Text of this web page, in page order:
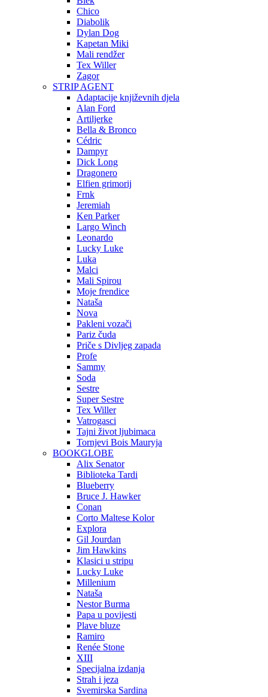
Chico
Diabolik
Dylan Dog
Kapetan Miki
Mali rendžer
Tex Willer
Zagor
STRIP AGENT
Adaptacije književnih djela
Alan Ford
Artiljerke
Bella & Bronco
Cédric
Dampyr
Dick Long
Dragonero
Elfien grimorij
Frnk
Jeremiah
Ken Parker
Largo Winch
Leonardo
Lucky Luke
Luka
Malci
Mali Spirou
Moje frendice
Nataša
Nova
Pakleni vozači
Pariz čuda
Priče s Divljeg zapada
Profe
Sammy
Soda
Sestre
Super Sestre
Tex Willer
Vatrogasci
Tajni život ljubimaca
Tornjevi Bois Mauryja
BOOKGLOBE
Alix Senator
Biblioteka Tardi
Blueberry
Bruce J. Hawker
Conan
Corto Maltese Kolor
Explora
Gil Jourdan
Jim Hawkins
Klasici u stripu
Lucky Luke
Millenium
Nataša
Nestor Burma
Papa u povijesti
Plave bluze
Ramiro
Renée Stone
XIII
Specijalna izdanja
Strah i jeza
Svemirska Sardina